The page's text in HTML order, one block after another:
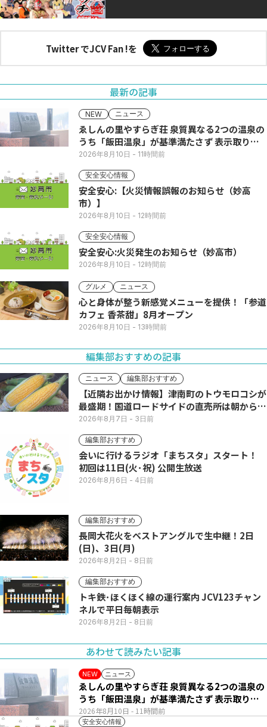
Twitter でJCV Fan !を
最新の記事
NEW ニュース
ゑしんの里やすらぎ荘 泉質異なる2つの温泉の
うち「飯田温泉」が基準満たさず 表示取りや
め
2026年8月10日 - 11時間前
安全安心情報
安全安心:【火災情報誤報のお知らせ（妙高
市）】
2026年8月10日 - 12時間前
安全安心情報
安全安心:火災発生のお知らせ（妙高市）
2026年8月10日 - 12時間前
グルメ ニュース
心と身体が整う新感覚メニューを提供！「参道
カフェ 香茶甜」8月オープン
2026年8月10日 - 13時間前
編集部おすすめの記事
ニュース 編集部おすすめ
【近隣お出かけ情報】津南町のトウモロコシが
最盛期！国道ロードサイドの直売所は朝から長
い列
2026年8月7日 - 3日前
編集部おすすめ
会いに行けるラジオ「まちスタ」スタート！
初回は11日(火･祝) 公開生放送
2026年8月6日 - 4日前
編集部おすすめ
長岡大花火をベストアングルで生中継！2日
(日)、3日(月)
2026年8月2日 - 8日前
編集部おすすめ
トキ鉄･ほくほく線の運行案内 JCV123チャン
ネルで平日毎朝表示
2026年8月2日 - 8日前
あわせて読みたい記事
NEW ニュース
2026年8月10日 - 11時間前
ゑしんの里やすらぎ荘 泉質異なる2つの温泉の
うち「飯田温泉」が基準満たさず 表示取りや
め
安全安心情報